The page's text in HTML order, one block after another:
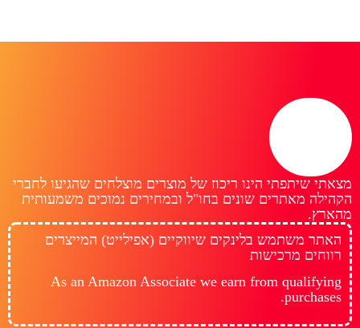
מצאתי שיתפתי הינו ריכוז של מוצרים מוצלחים שהגיעו לחברי
הקהילה מאתרים שונים בחו"ל ובמחירים נמוכים משמעותית
מהארץ.
האתר משתמש בלינקים שיווקיים (אפילייט) המייצרים
רווחים מרכישות
As an Amazon Associate we earn from qualifying
purchases.